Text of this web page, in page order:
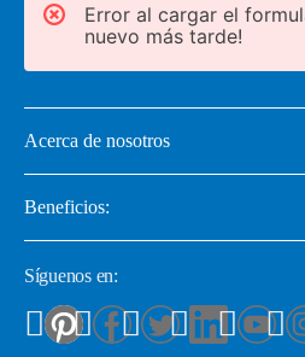
Error al cargar el
nuevo más tarde!
Acerca de nosotros
Beneficios:
Síguenos en: